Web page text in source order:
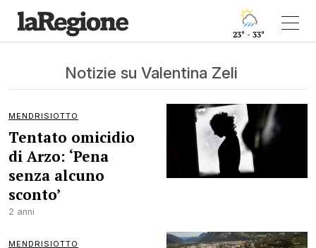
23° - 33°
Notizie su Valentina Zeli
MENDRISIOTTO
Tentato omicidio
di Arzo: ‘Pena
senza alcuno
sconto’
2 anni
MENDRISIOTTO